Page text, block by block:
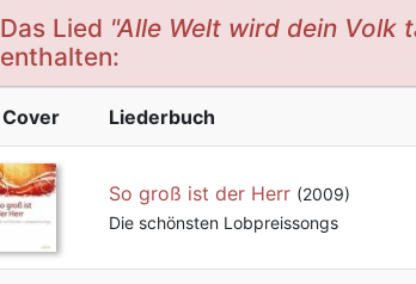
Das Lied "Alle Welt wird dein Volk
enthalten:
Cover Liederbuch
So groß ist der Herr (2009)
Die schönsten Lobpreissongs